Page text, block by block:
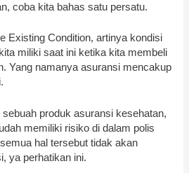
coba kita bahas satu persatu.
Existing Condition, artinya kondisi
miliki saat ini ketika kita membeli
Yang namanya asuransi mencakup
produk asuransi kesehatan,
memiliki risiko di dalam polis
hal tersebut tidak akan
ya perhatikan ini.